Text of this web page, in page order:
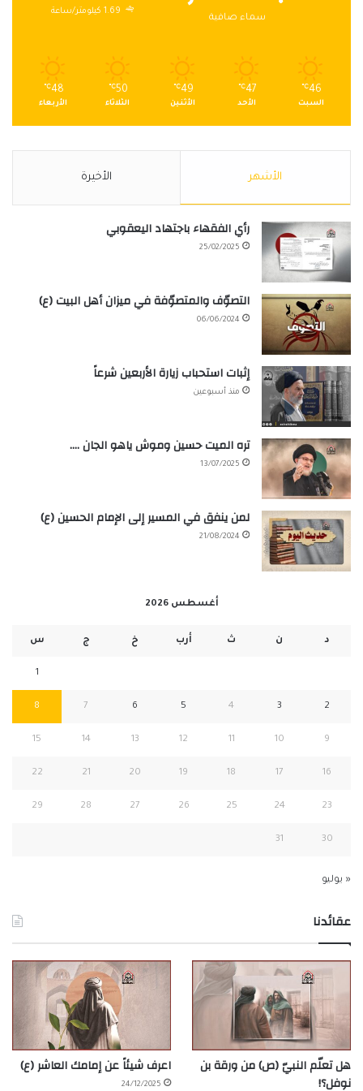
سماء صافية
1.69 كيلومتر/ساعة
46
℃
السبت
47
℃
الأحد
49
℃
الأثنين
50
℃
الثلاثاء
48
℃
الأربعاء
الأشهر الأخيرة
رأي الفقهاء باجتهاد اليعقوبي
25/02/2025
التصوّف والمتصوّفة في ميزان أهل البيت (ع)
06/06/2024
إثبات استحباب زيارة الأربعين شرعاً
منذ أسبوعين
تره الميت حسين وموش ياهو الجان ….
13/07/2025
لمن ينفق في المسير إلى الإمام الحسين (ع)
21/08/2024
أغسطس 2026
د ن ث أرب خ ج س
1
2
3
4
5
6
7
8
9
10
11
12
13
14
15
16
17
18
19
20
21
22
23
24
25
26
27
28
29
30
31
« يوليو
عقائدنا
هل تعلّم النبيّ (ص) من ورقة بن
نوفل؟!
اعرف شيئاً عن إمامك العاشر (ع)
24/12/2025